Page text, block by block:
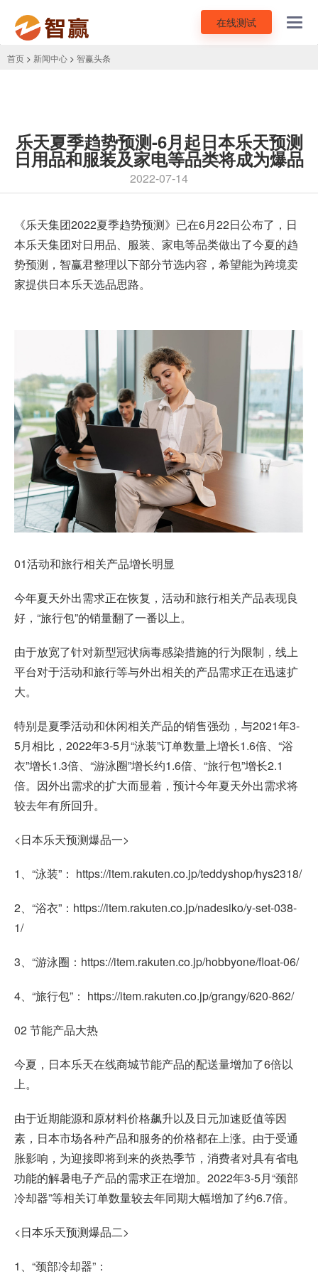
在线测试
首页 > 新闻中心 > 智赢头条
乐天夏季趋势预测-6月起日本乐天预测
日用品和服装及家电等品类将成为爆品
2022-07-14
《乐天集团2022夏季趋势预测》已在6月22日公布了，日
本乐天集团对日用品、服装、家电等品类做出了今夏的趋
势预测，智赢君整理以下部分节选内容，希望能为跨境卖
家提供日本乐天选品思路。
01活动和旅行相关产品增长明显
今年夏天外出需求正在恢复，活动和旅行相关产品表现良
好，“旅行包”的销量翻了一番以上。
由于放宽了针对新型冠状病毒感染措施的行为限制，线上
平台对于活动和旅行等与外出相关的产品需求正在迅速扩
大。
特别是夏季活动和休闲相关产品的销售强劲，与2021年3-
5月相比，2022年3-5月“泳装”订单数量上增长1.6倍、“浴
衣”增长1.3倍、“游泳圈”增长约1.6倍、“旅行包”增长2.1
倍。因外出需求的扩大而显着，预计今年夏天外出需求将
较去年有所回升。
<日本乐天预测爆品一>
1、“泳装”： https://item.rakuten.co.jp/teddyshop/hys2318/
2、“浴衣”：https://item.rakuten.co.jp/nadesiko/y-set-038-
1/
3、“游泳圈：https://item.rakuten.co.jp/hobbyone/float-06/
4、“旅行包”： https://item.rakuten.co.jp/grangy/620-862/
02 节能产品大热
今夏，日本乐天在线商城节能产品的配送量增加了6倍以
上。
由于近期能源和原材料价格飙升以及日元加速贬值等因
素，日本市场各种产品和服务的价格都在上涨。由于受通
胀影响，为迎接即将到来的炎热季节，消费者对具有省电
功能的解暑电子产品的需求正在增加。2022年3-5月“颈部
冷却器”等相关订单数量较去年同期大幅增加了约6.7倍。
<日本乐天预测爆品二>
1、“颈部冷却器”：